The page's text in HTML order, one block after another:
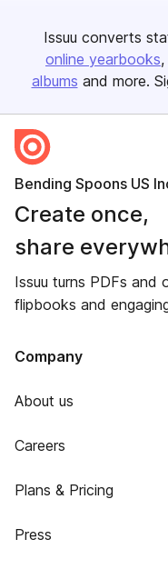
Issuu converts
online yearbooks
albums and more.
Bending Spoons US
Create once,
share
Issuu turns PDFs and
flipbooks and
Company
About us
Careers
Plans & Pricing
Press